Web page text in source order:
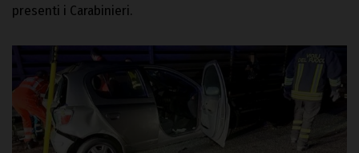
presenti i Carabinieri.